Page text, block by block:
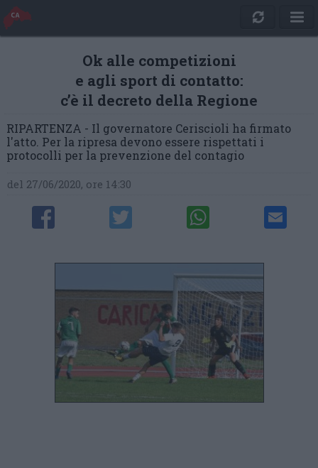
Ok alle competizioni
e agli sport di contatto:
c’è il decreto della Regione
RIPARTENZA - Il governatore Ceriscioli ha firmato
l'atto. Per la ripresa devono essere rispettati i
protocolli per la prevenzione del contagio
del 27/06/2020, ore 14:30